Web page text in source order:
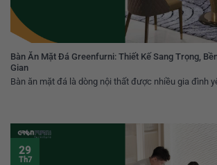
Bàn Ăn Mặt Đá Greenfurni: Thiết Kế Sang Trọng,
Gian
Bàn ăn mặt đá là dòng nội thất được nhiều gia đình
29
Th7